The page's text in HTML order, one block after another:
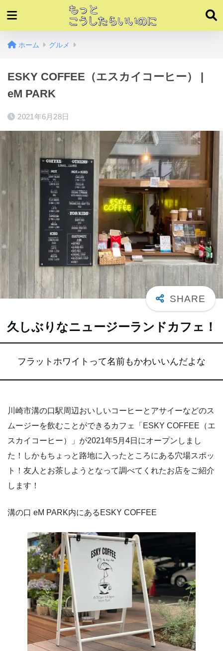
ホーム グルメ
ESKY COFFEE（エスカイコーヒー） |
eM PARK
2021年6月28日
久しぶりなニュージーランドカフェ！
フラットホワイトって名前もかわいいんだよな
川崎市溝の口駅周辺おいしいコーヒーとアサイーなどのス
ムージーを飲むことができるカフェ「ESKY COFFEE（エ
スカイコーヒー）」が2021年5月4日にオープンしまし
た！しかもちょっと路地に入ったところにある穴場スポッ
ト！友人とお茶しようとなって調べてくれたお店をご紹介
します！
溝の口 eM PARK内にあるESKY COFFEE